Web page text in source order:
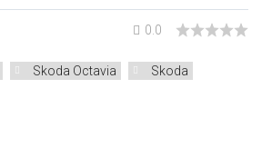
0.0
Skoda Octavia Skoda